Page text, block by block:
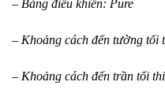
– Bảng điều khiển: Pure
– Khoảng cách đến tường tối
– Khoảng cách đến trần tối